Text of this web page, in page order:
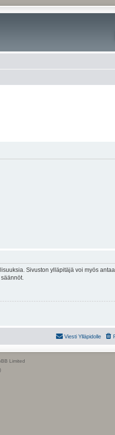
Sivuston ylläpitäjä voi myös
Viesti Ylläpidolle
Limited